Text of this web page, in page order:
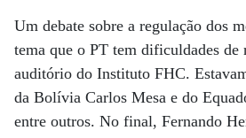
Um debate sobre a regulação dos
tema que o PT tem dificuldades de
auditório do Instituto FHC.
da Bolívia Carlos Mesa e do
entre outros. No final, Fernando